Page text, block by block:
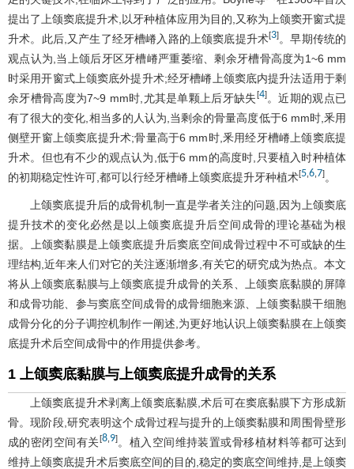
提出了上颌窦底提升术,以牙种植体应用为目的,又称为上颌窦开窗式提
升术。此后,又产生了经牙槽嵴入路的上颌窦底提升术[3] 。早期传统的
观点认为,当上颌后牙区牙槽嵴严重萎缩、剩余牙槽骨高度为1~6 mm
时采用开窗式上颌窦底外提升术;经牙槽嵴上颌窦底内提升法适用于剩
余牙槽骨高度为7~9 mm时,尤其是单颗上后牙缺失 [4]。近期的观点已
有了很大的变化,相当多的人认为,当剩余的骨量高度低于6 mm时,釆用
侧壁开窗上颌窦底提升术;骨量高于6 mm时,釆用经牙槽嵴上颌窦底提
升术。但也有不少的观点认为,低于6 mm的高度时,只要植入时种植体
的初期稳定性许可,都可以行经牙槽嵴上颌窦底提升牙种植术[5,6,7] 。
上颌窦底提升后的成骨机制一直是学者关注的问题,因为上颌窦底
提升技术的变化必然是以上颌窦底提升后空间成骨的理论基础为根
据。上颌窦黏膜是上颌窦底提升后窦底空间成骨过程中不可或缺的生
理结构,近年来人们对它的关注逐渐增多,有关它的研究成为热点。本文
将从上颌窦底黏膜与上颌窦底提升成骨的关系、上颌窦底黏膜的屏障
和成骨功能、参与窦底空间成骨的成骨细胞来源、上颌窦黏膜干细胞
成骨分化的分子调控机制作一阐述,为更好地认识上颌窦黏膜在上颌窦
底提升术后空间成骨中的作用提供参考。
1 上颌窦底黏膜与上颌窦底提升成骨的关系
上颌窦底提升术剥离上颌窦底黏膜,术后可在窦底黏膜下方形成新
骨。现阶段,研究表明这个成骨过程与提升的上颌窦黏膜和周围骨壁形
成的密闭空间有关[8,9]。植入空间维持装置或骨移植材料等都可达到
维持上颌窦底提升术后窦底空间的目的,稳定的窦底空间维持,是上颌窦